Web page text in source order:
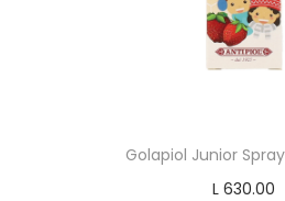
Golapiol Junior
L 630.00